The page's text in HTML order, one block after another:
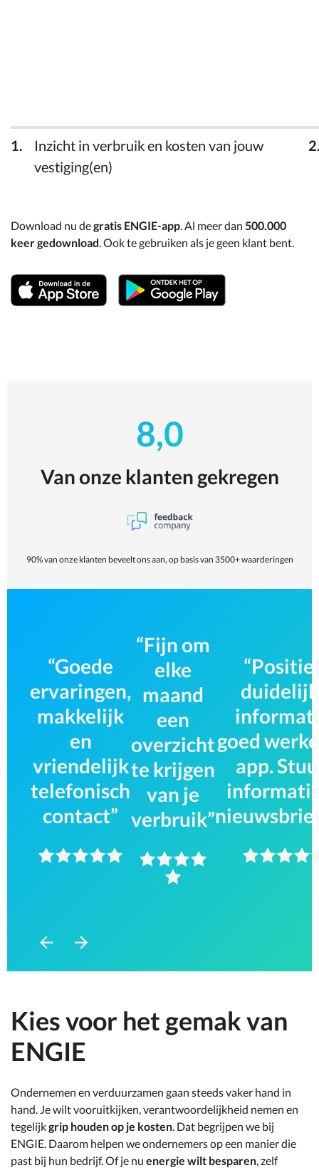
Inzicht in verbruik en kosten van jouw
vestiging(en)
Download nu degratis ENGIE-app. Al meer dan 500.000
keer gedownload. Ook te gebruiken als je geen klant bent.
8,0
Van onze klanten gekregen
90% van onze klanten beveelt ons aan, op basis van 3500+ waarderingen
Goede
ervaringen,
makkelijk
en
vriendelijk
telefonisch
contact
Fijn om
elke
maand
een
overzicht
te krijgen
van je
verbruik
goed
app.
naar
naar
Kies voor het gemak van
ENGIE
Ondernemen en verduurzamen gaan steeds vaker hand in
hand. Je wilt vooruitkijken, verantwoordelijkheid nemen en
tegelijkgrip houden op je kosten. Dat begrijpen we bij
ENGIE. Daarom helpen we ondernemers op een manier die
past bij hun bedrijf. Of je nu energie wilt besparen, zelf